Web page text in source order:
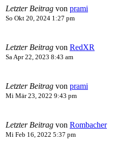
Letzter Beitrag von prami
So Okt 20, 2024 1:27 pm
Letzter Beitrag von RedXR
Sa Apr 22, 2023 8:43 am
Letzter Beitrag von prami
Mi Mär 23, 2022 9:43 pm
Letzter Beitrag von Rombacher
Mi Feb 16, 2022 5:37 pm